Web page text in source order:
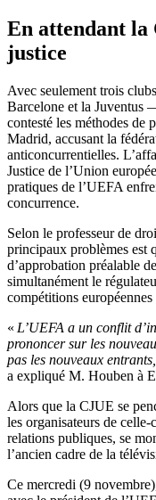
En attendant la
justice
Avec seulement trois
Barcelone et la Juventus
contesté les méthodes de
Madrid, accusant la
anticoncurrentielles.
Justice de l’Union
pratiques de l’UEFA
concurrence.
Selon le professeur de
principaux problèmes est
d’approbation préalable
simultanément le
compétitions européennes
« L’UEFA a un conflit
prononcer sur les
pas les nouveaux
a expliqué M. Houben à
Alors que la CJUE se
les organisateurs de
relations publiques, se
l’ancien cadre de la
Ce mercredi (9